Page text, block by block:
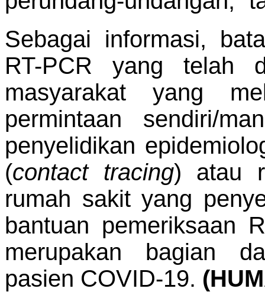
Sebagai informasi,
RT-PCR yang telah
masyarakat yang
permintaan sendiri/
penyelidikan
(contact tracing) atau
rumah sakit yang
bantuan pemeriksaan
merupakan bagian
pasien COVID-19.